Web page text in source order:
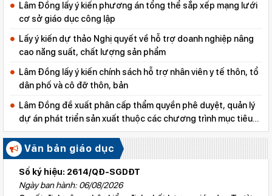
Lâm Đồng lấy ý kiến phương án tổng thể sắp xếp mạng lưới
cơ sở giáo dục công lập
Lấy ý kiến dự thảo Nghị quyết về hỗ trợ doanh nghiệp nâng
cao năng suất, chất lượng sản phẩm
Lâm Đồng lấy ý kiến chính sách hỗ trợ nhân viên y tế thôn, tổ
dân phố và cô đỡ thôn, bản
Lâm Đồng đề xuất phân cấp thẩm quyền phê duyệt, quản lý
dự án phát triển sản xuất thuộc các chương trình mục tiêu
quốc gia
Văn bản giáo dục
Số ký hiệu: 2614/QĐ-SGDĐT
Ngày ban hành: 06/08/2026